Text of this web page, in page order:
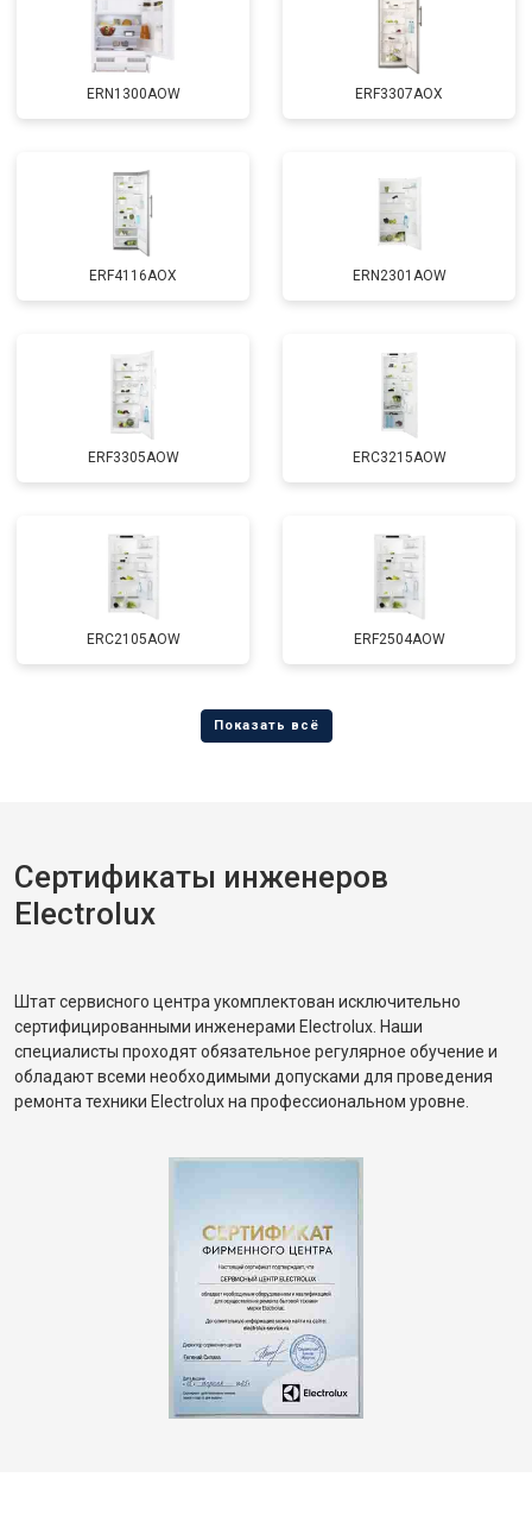
ERN1300AOW ERF3307AOX
ERF4116AOX ERN2301AOW
ERF3305AOW ERC3215AOW
ERC2105AOW ERF2504AOW
Сертификаты инженеров
Electrolux
Штат сервисного центра укомплектован исключительно
сертифицированными инженерами Electrolux. Наши
специалисты проходят обязательное регулярное обучение и
обладают всеми необходимыми допусками для проведения
ремонта техники Electrolux на профессиональном уровне.